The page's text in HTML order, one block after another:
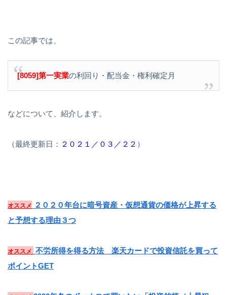
この記事では、
[8059]第一実業の利回り・配当金・権利確定月
などについて、紹介します。
（最終更新日： ２０２１／０３／２２ ）
オススメ
２０２０年台に暗号資産・仮想通貨の価格が上昇する
と予想する理由３つ
オススメ
不労所得を得る方法 楽天カードで投資信託を買って
ポイントGET